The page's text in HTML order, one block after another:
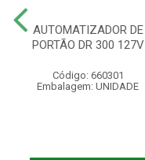
AUTOMATIZADOR DE
PORTÃO DR 300 127V
Código: 660301
Embalagem: UNIDADE